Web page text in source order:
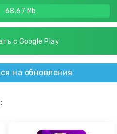
68.67 Mb
с Google Play
на обновления